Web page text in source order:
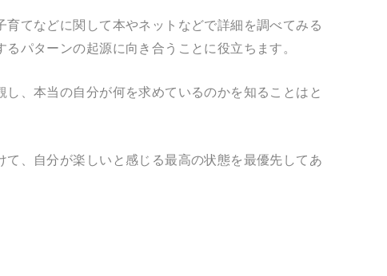
てなどに関して本やネットなどで詳細を調べてみる
パターンの起源に向き合うことに役立ちます。
、本当の自分が何を求めているのかを知ることはと
、自分が楽しいと感じる最高の状態を最優先してあ